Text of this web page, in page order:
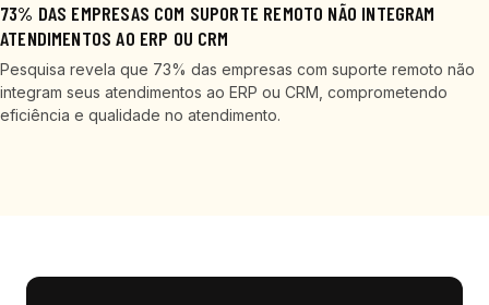
73% DAS EMPRESAS COM SUPORTE REMOTO NÃO INTEGRAM
ATENDIMENTOS AO ERP OU CRM
Pesquisa revela que 73% das empresas com suporte remoto não
integram seus atendimentos ao ERP ou CRM, comprometendo
eficiência e qualidade no atendimento.